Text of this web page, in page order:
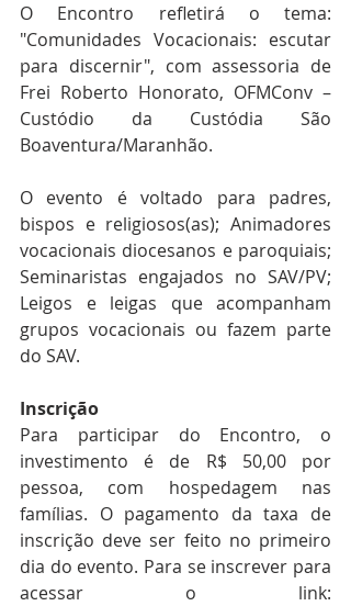
O Encontro refletirá o tema:
"Comunidades Vocacionais: escutar
para discernir", com assessoria de
Frei Roberto Honorato, OFMConv –
Custódio da Custódia São
Boaventura/Maranhão.
O evento é voltado para padres,
bispos e religiosos(as); Animadores
vocacionais diocesanos e paroquiais;
Seminaristas engajados no SAV/PV;
Leigos e leigas que acompanham
grupos vocacionais ou fazem parte
do SAV.
Inscrição
Para participar do Encontro, o
investimento é de R$ 50,00 por
pessoa, com hospedagem nas
famílias. O pagamento da taxa de
inscrição deve ser feito no primeiro
dia do evento. Para se inscrever para